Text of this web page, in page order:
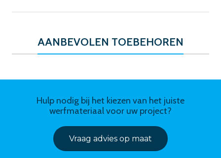
AANBEVOLEN TOEBEHOREN
Hulp nodig bij het kiezen van het juiste
werfmateriaal voor uw project?
Vraag advies op maat